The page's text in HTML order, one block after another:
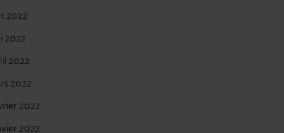
2022
2022
2022
2022
2022
2022